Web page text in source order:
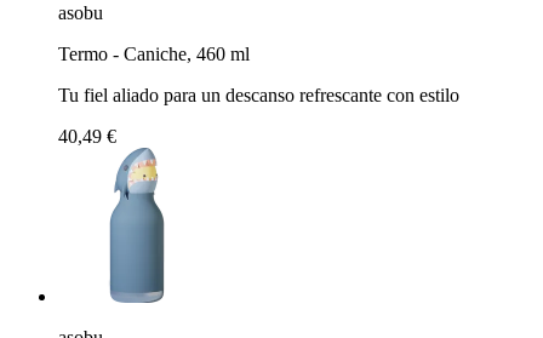
asobu
Termo - Caniche, 460 ml
Tu fiel aliado para un descanso refrescante con estilo
40,49 €